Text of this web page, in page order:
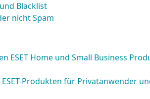
Blacklist
nicht Spam
ESET Home und Small Business
Produkten für Privatanwender